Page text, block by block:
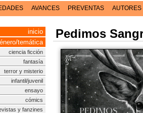
AVANCES PREVENTAS AUTORES
inicio
temática
ciencia ficción
fantasía
terror y misterio
infantil/juvenil
ensayo
cómics
y fanzines
Pedimos